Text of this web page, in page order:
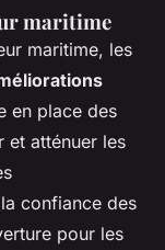
maritime
maritime, les
en place des
et atténuer les
confiance des
pour les